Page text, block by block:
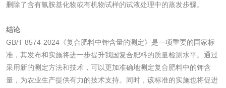
删除了含有氰胺基化物或有机物试样的试液处理中的蒸发步骤。
结论
GB/T 8574-2024《复合肥料中钾含量的测定》是一项重要的国家标
准，其发布和实施将进一步提升我国复合肥料的质量检测水平。通过
采用新的测定方法和技术，可以更加准确地测定复合肥料中的钾含
量，为农业生产提供有力的技术支持。同时，该标准的实施也将促进
墨检测
陶瓷颜料检测
油墨成分分析
玻璃画颜料检测 儿童水粉画颜料检